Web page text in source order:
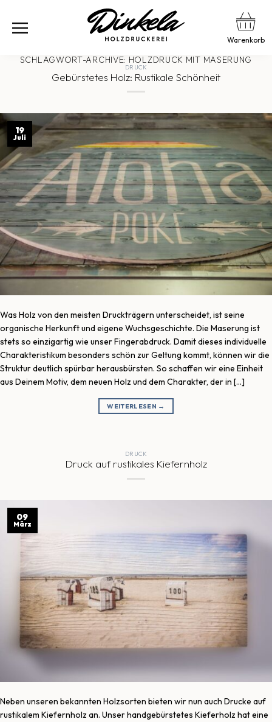
Warenkorb
SCHLAGWORT-ARCHIVE: HOLZDRUCK MIT MASERUNG
DRUCK
Gebürstetes Holz: Rustikale Schönheit
19
Juli
Was Holz von den meisten Druckträgern unterscheidet, ist seine
organische Herkunft und eigene Wuchsgeschichte. Die Maserung ist
stets so einzigartig wie unser Fingerabdruck. Damit dieses individuelle
Charakteristikum besonders schön zur Geltung kommt, können wir die
Struktur deutlich spürbar herausbürsten. So schaffen wir eine Einheit
aus Deinem Motiv, dem neuen Holz und dem Charakter, der in […]
WEITERLESEN →
DRUCK
Druck auf rustikales Kiefernholz
09
März
Neben unseren bekannten Holzsorten bieten wir nun auch Drucke auf
rustikalem Kiefernholz an. Unser handgebürstetes Kieferholz hat eine